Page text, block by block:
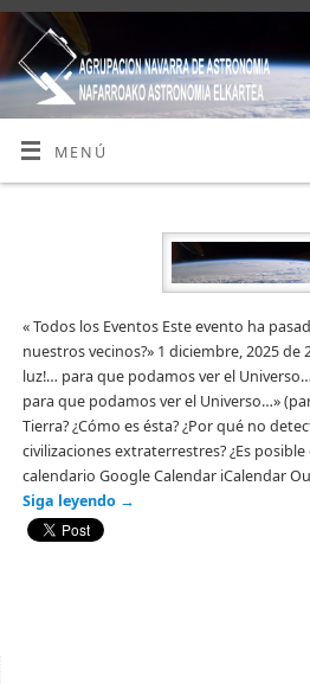
MENÚ
« Todos los Eventos Este evento ha
nuestros vecinos?» 1 diciembre, 2025 de
luz!… para que podamos ver el
para que podamos ver el Universo…»
Tierra? ¿Cómo es ésta? ¿Por qué no
civilizaciones extraterrestres? ¿Es
calendario Google Calendar iCalendar
Siga leyendo →